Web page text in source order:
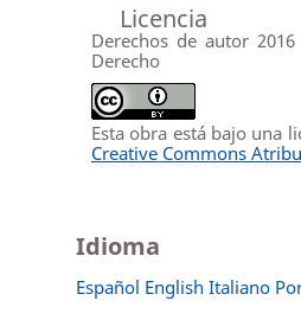
Licencia
Derechos de autor 2016
Derecho
Esta obra está bajo una
Creative Commons
Idioma
Español English Italiano